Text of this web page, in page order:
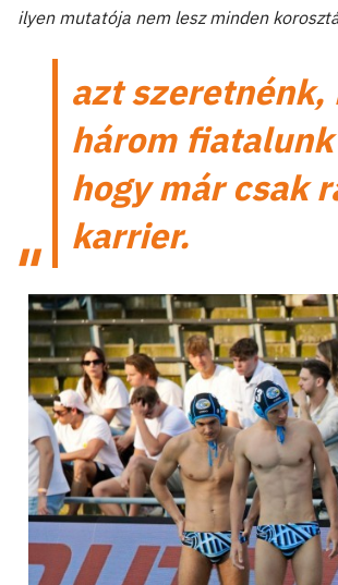
ilyen mutatója nem lesz minden
azt szeretnénk,
három
hogy már csak
karrier.